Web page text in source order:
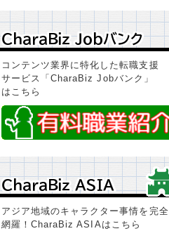
ＣｈａｒａＢｉｚ Ｊｏｂバンク
ＣｈａｒａＢｉｚ Ｊｏｂバンク
コンテンツ業界に特化した転職支援
サービス「CharaBiz Jobバンク」
はこちら
ＣｈａｒａＢｉｚ ＡＳＩＡ
ＣｈａｒａＢｉｚ ＡＳＩＡ
アジア地域のキャラクター事情を完全
網羅！CharaBiz ASIAはこちら